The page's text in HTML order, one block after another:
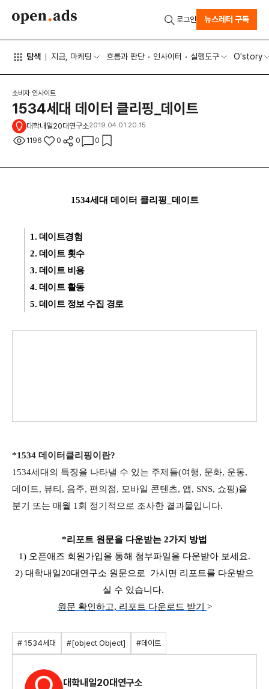
탐색 지금, 마케팅 흐름과 판단 인사이터 실행도구 O'story
로그인 뉴스레터 구독
소비자 인사이트
1534세대 데이터 클리핑_데이트
대학내일20대연구소2019.04.01 20:15
1196 0 0 0
1534세대 데이터 클리핑_데이트
1. 데이트경험
2. 데이트 횟수
3. 데이트 비용
4. 데이트 활동
5. 데이트 정보 수집 경로
*1534 데이터클리핑이란?
1534세대의 특징을 나타낼 수 있는 주제들(여행, 문화, 운동,
데이트, 뷰티, 음주, 편의점, 모바일 콘텐츠, 앱, SNS, 쇼핑)을
분기 또는 매월 1회 정기적으로 조사한 결과물입니다.
*리포트 원문을 다운받는 2가지 방법
1) 오픈애즈 회원가입을 통해 첨부파일을 다운받아 보세요.
2) 대학내일20대연구소 원문으로 가시면 리포트를 다운받으
실 수 있습니다.
원문 확인하고, 리포트 다운로드 받기 >
# 1534세대 #[object Object] #데이트
대학내일20대연구소